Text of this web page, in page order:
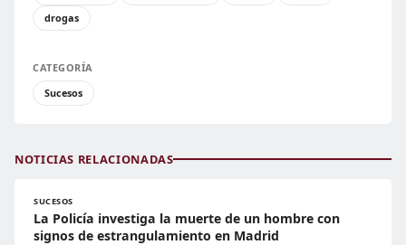
drogas
CATEGORÍA
Sucesos
NOTICIAS RELACIONADAS
SUCESOS
La Policía investiga la muerte de un hombre con
signos de estrangulamiento en Madrid